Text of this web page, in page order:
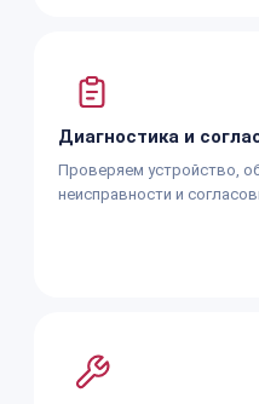
Диагностика и
Проверяем устройство,
неисправности и